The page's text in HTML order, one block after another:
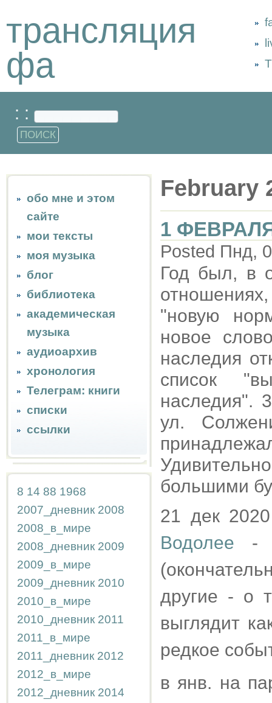
трансляция
фа
: :
обо мне и этом
сайте
мои тексты
моя музыка
блог
библиотека
академическая
музыка
аудиоархив
хронология
Телеграм: книги
списки
ссылки
8 14 88 1968
2007_дневник 2008
2008_в_мире
2008_дневник 2009
2009_в_мире
2009_дневник 2010
2010_в_мире
2010_дневник 2011
2011_в_мире
2011_дневник 2012
2012_в_мире
2012_дневник 2014
February
1
Posted Пнд,
Год был, в
"новую
новое
наследия
список
наследия".
ул.
большими
21 дек
Водолее -
другие - о
выглядит
редкое
в янв. на